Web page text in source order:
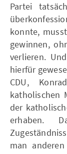
Partei
konnte,
gewinnen,
verlieren.
hierfür
CDU,
katholischen
der
erhaben.
man